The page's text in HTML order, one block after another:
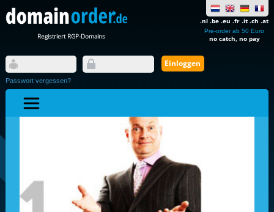
Registriert RGP-Domains
.nl .be .eu .fr .it .ch .at
Pre-order ab 50 Euro
no catch, no pay
Passwort vergessen?